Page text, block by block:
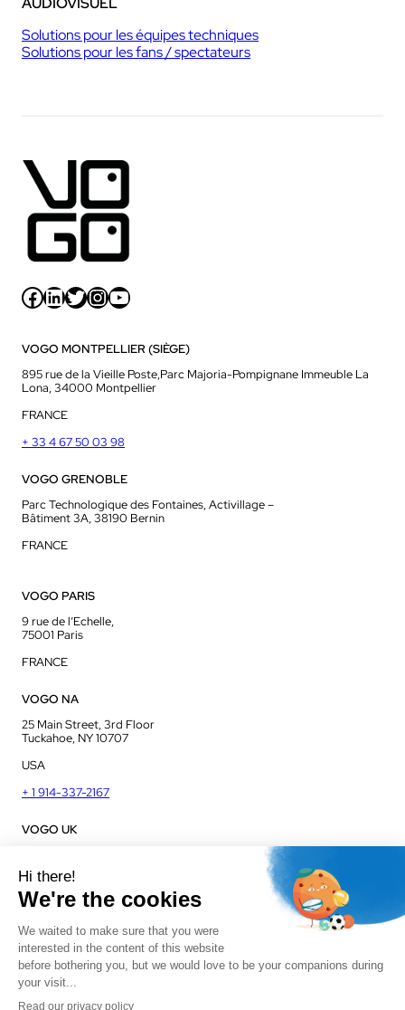
Solutions pour les équipes techniques
Solutions pour les fans / spectateurs
Facebook LinkedIn Twitter InstagramYouTube
VOGO MONTPELLIER (SIÈGE)
895 rue de la Vieille Poste,Parc Majoria-Pompignane Immeuble La
Lona, 34000 Montpellier
FRANCE
+ 33 4 67 50 03 98
VOGO GRENOBLE
Parc Technologique des Fontaines, Activillage –
Bâtiment 3A, 38190 Bernin
FRANCE
VOGO PARIS
9 rue de l’Echelle,
75001 Paris
FRANCE
VOGO NA
25 Main Street, 3rd Floor
Tuckahoe, NY 10707
USA
+ 1 914-337-2167
VOGO UK
Commerce Park
Frome, BA11 2FQ
UK
+ 44 1225 421 400